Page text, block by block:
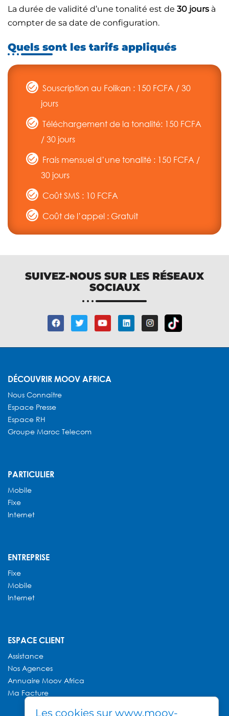
La durée de validité d’une tonalité est de 30 jours à
compter de sa date de configuration.
Quels sont les tarifs appliqués
Souscription au Folikan : 150 FCFA / 30
jours
Téléchargement de la tonalité: 150 FCFA
/ 30 jours
Frais mensuel d’une tonalité : 150 FCFA /
30 jours
Coût SMS : 10 FCFA
Coût de l’appel : Gratuit
SUIVEZ-NOUS SUR LES RÉSEAUX
SOCIAUX
DÉCOUVRIR MOOV AFRICA
Nous Connaitre
Espace Presse
Espace RH
Groupe Maroc Telecom
PARTICULIER
Mobile
Fixe
Internet
ENTREPRISE
Fixe
Mobile
Internet
ESPACE CLIENT
Assistance
Nos Agences
Annuaire Moov Africa
Ma Facture
Les cookies sur www.moov-